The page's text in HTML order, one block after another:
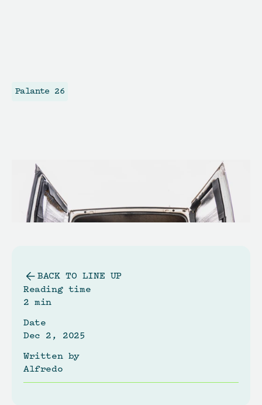
Palante 26
BACK TO LINE UP
Reading time
2 min
Date
Dec 2, 2025
Written by
Alfredo